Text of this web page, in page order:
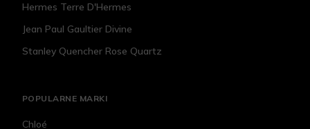
Hermes Terre D'Hermes
Jean Paul Gaultier Divine
Stanley Quencher Rose Quartz
POPULARNE MARKI
Chloé